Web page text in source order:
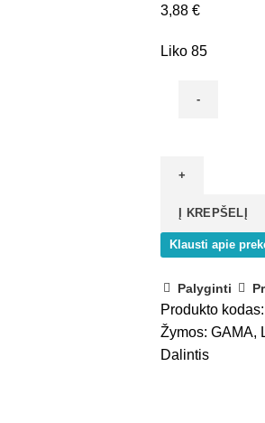
3,88 €
Liko 85
Viršutinis
SOLID
PRO,
Į KREPŠELĮ
Klausti apie
Palyginti
Produkto kodas:
Žymos: GAMA,
Dalintis